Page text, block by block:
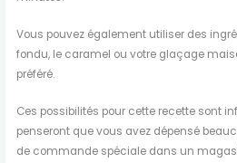
Vous pouvez également utiliser des
fondu, le caramel ou votre glaçage
préféré.
Ces possibilités pour cette recette sont
penseront que vous avez dépensé
de commande spéciale dans un